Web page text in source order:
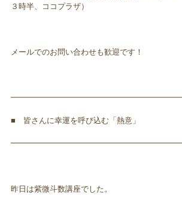
３時半、ココプラザ）
メールでのお問い合わせも歓迎です！
■ 皆さんに幸運を呼び込む「熱意」
昨日は紫微斗数講座でした。